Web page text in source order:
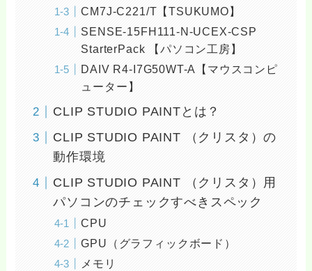
CM7J-C221/T【TSUKUMO】
SENSE-15FH111-N-UCEX-CSP
StarterPack 【パソコン工房】
DAIV R4-I7G50WT-A【マウスコンピ
ューター】
CLIP STUDIO PAINTとは？
CLIP STUDIO PAINT （クリスタ）の
動作環境
CLIP STUDIO PAINT （クリスタ）用
パソコンのチェックすべきスペック
CPU
GPU（グラフィックボード）
メモリ